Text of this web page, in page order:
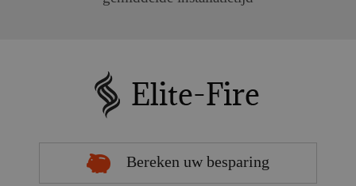
Bereken uw besparing